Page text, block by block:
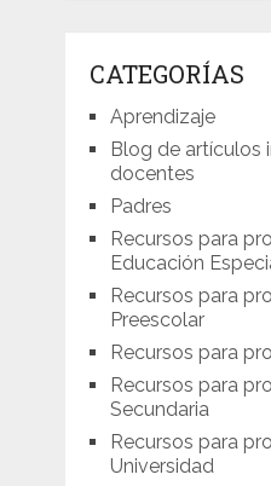
CATEGORÍAS
Aprendizaje
Blog de artículos
docentes
Padres
Recursos para
Educación
Recursos para
Preescolar
Recursos para
Recursos para
Secundaria
Recursos para
Universidad